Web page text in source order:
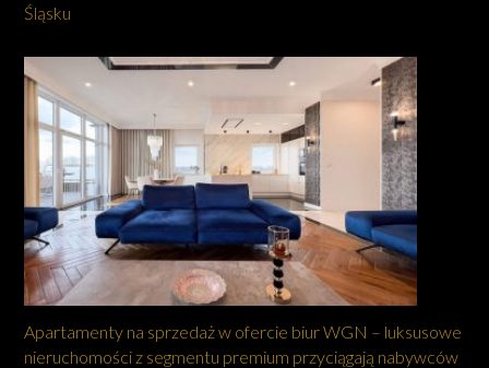
Śląsku
Apartamenty na sprzedaż w ofercie biur WGN – luksusowe
nieruchomości z segmentu premium przyciągają nabywców